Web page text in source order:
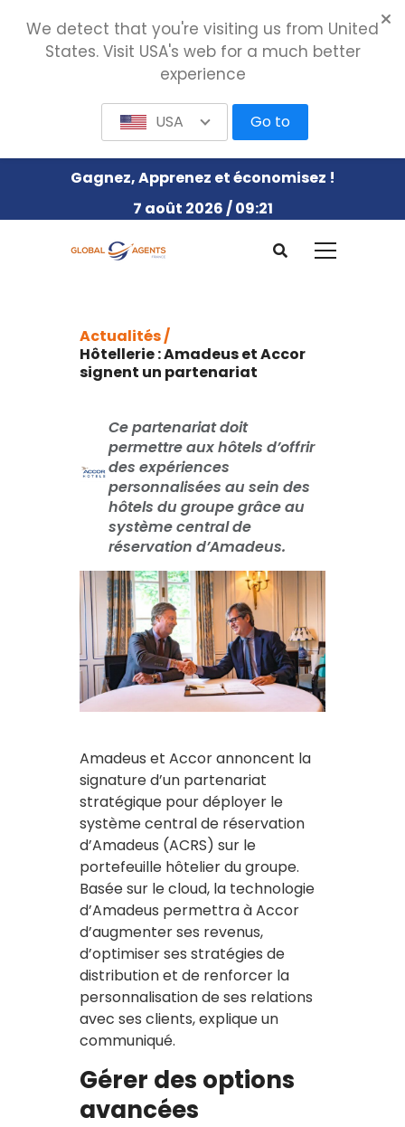
Gagnez, Apprenez et économisez !
7 août 2026 / 09:21
Actualités /
Hôtellerie : Amadeus et Accor
signent un partenariat
Ce partenariat doit
permettre aux hôtels d’offrir
des expériences
personnalisées au sein des
hôtels du groupe grâce au
système central de
réservation d’Amadeus.
Amadeus et Accor annoncent la
signature d’un partenariat
stratégique pour déployer le
système central de réservation
d’Amadeus (ACRS) sur le
portefeuille hôtelier du groupe.
Basée sur le cloud, la technologie
d’Amadeus permettra à Accor
d’augmenter ses revenus,
d’optimiser ses stratégies de
distribution et de renforcer la
personnalisation de ses relations
avec ses clients, explique un
communiqué.
Gérer des options
avancées
We detect that you're visiting us from United
States. Visit USA's web for a much better
experience
USA Go to